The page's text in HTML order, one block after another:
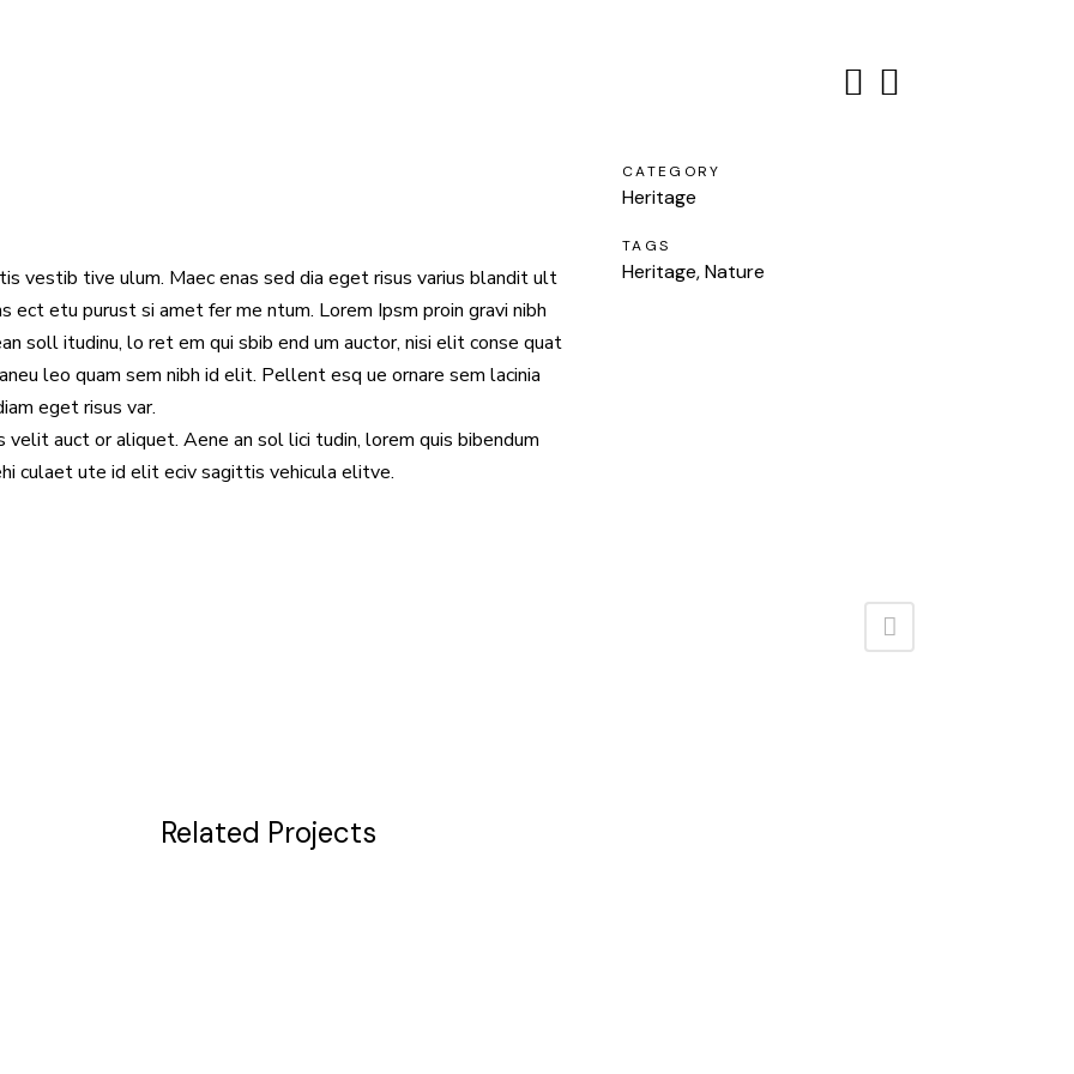
vestib tive ulum. Maec enas sed dia eget risus varius blandit ult
ect etu purust si amet fer me ntum. Lorem Ipsm proin gravi nibh
soll itudinu, lo ret em qui sbib end um auctor, nisi elit conse quat
leo quam sem nibh id elit. Pellent esq ue ornare sem lacinia
eget risus var.
velit auct or aliquet. Aene an sol lici tudin, lorem quis bibendum
culaet ute id elit eciv sagittis vehicula elitve.
CATEGORY
Heritage
TAGS
Heritage, Nature
Related Projects